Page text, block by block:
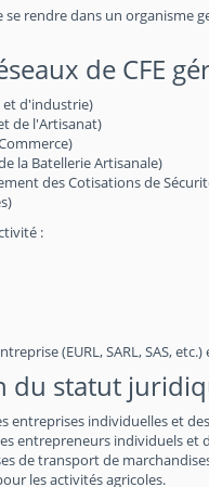
se rendre dans un
de CFE
et d'industrie)
de l'Artisanat)
la Batellerie Artisanale)
des Cotisations de
:
(EURL, SARL, SAS,
du statut
entreprises individuelles et
entrepreneurs individuels
de transport de
les activités agricoles.